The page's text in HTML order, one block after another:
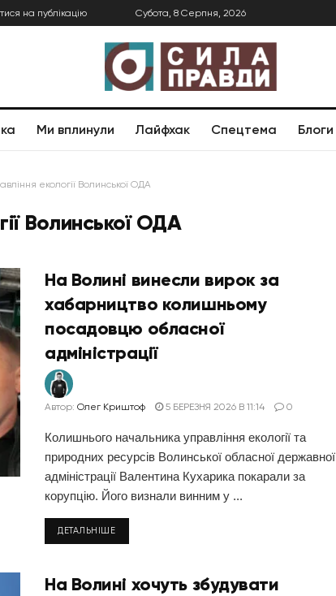
на публікацію Субота, 8 Серпня, 2026
Ми вплинули Лайфхак Спецтема Блоги
екології Волинської ОДА
Волинської ОДА
На Волині винесли вирок за
хабарництво колишньому
посадовцю обласної
адміністрації
Автор: Олег Криштоф 5 БЕРЕЗНЯ 2026 В 11:14 0
Колишнього начальника управління екології та
природних ресурсів Волинської обласної державної
адміністрації Валентина Кухарика покарали за
корупцію. Його визнали винним у ...
ДЕТАЛЬНІШЕ
На Волині хочуть збудувати